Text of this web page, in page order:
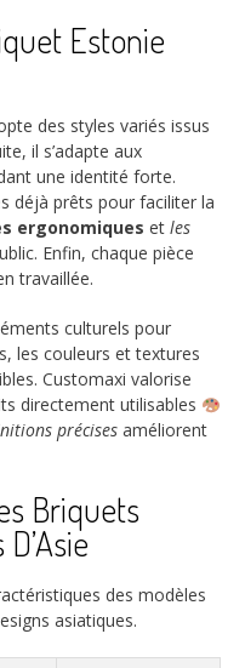
Estonie
des styles variés issus
il s’adapte aux
une identité forte.
déjà prêts pour faciliter la
ergonomiques et les
Enfin, chaque pièce
travaillée.
culturels pour
les couleurs et textures
Customaxi valorise
directement utilisables
précises améliorent
Briquets
des modèles
asiatiques.